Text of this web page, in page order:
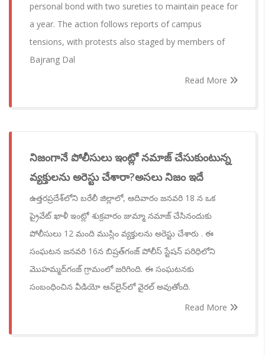
personal bond with two sureties to maintain peace for
a year. The action follows reports of campus
tensions, with protests also staged by members of
Bajrang Dal
Read More
నిజంగానే పోలీసులు ఇంట్లో నమాజ్ చేసుకుంటున్న
వ్యక్తులను అరెస్టు చేశారా?అసలు నిజం ఇదే
ఉత్తరప్రదేశ్‌లోని బరేలీ జిల్లాలో, ఆదివారం జనవరి 18 న ఒక
ప్రైవేట్ ఖాళీ ఇంట్లో శుక్రవారం జుమ్మా నమాజ్ చేసినందుకు
పోలీసులు 12 మంది ముస్లిం వ్యక్తులను అరెస్టు చేశారు . ఈ
సంఘటన జనవరి 16న బిష్రత్‌గంజ్ పోలీస్ స్టేషన్ పరిధిలోని
మొహమ్మద్‌గంజ్ గ్రామంలో జరిగింది. ఈ సంఘటనకు
సంబంధించిన వీడియో ఆన్‌లైన్‌లో వైరల్ అవుతోంది.
Read More